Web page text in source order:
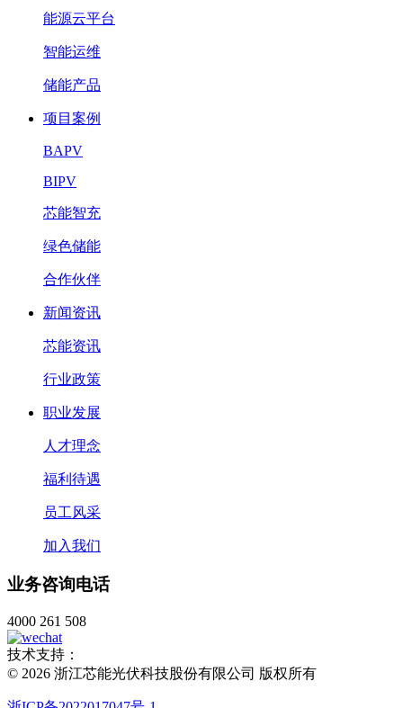
能源云平台
智能运维
储能产品
项目案例
BAPV
BIPV
芯能智充
绿色储能
合作伙伴
新闻资讯
芯能资讯
行业政策
职业发展
人才理念
福利待遇
员工风采
加入我们
业务咨询电话
4000 261 508
技术支持：
© 2026 浙江芯能光伏科技股份有限公司 版权所有